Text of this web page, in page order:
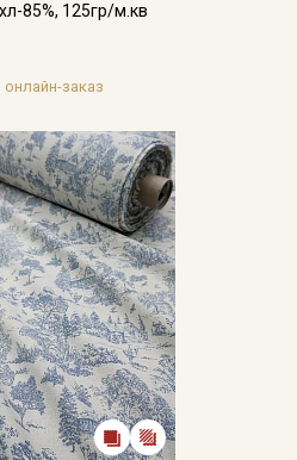
85%, 125гр/м.кв
онлайн-заказ